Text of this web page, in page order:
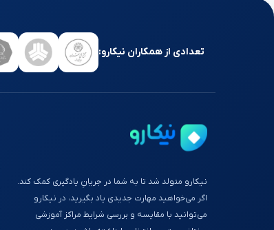
تعدادی از همکاران نیکارو:
نیکارو متولد شد تا به شما در جریانِ یادگیری کمک کند.
اگر می‌خواهید مهارت جدیدی یاد بگیرید، در نیکارو
می‌توانید با مقایسه و بررسی شرایط مراکز آموزشی